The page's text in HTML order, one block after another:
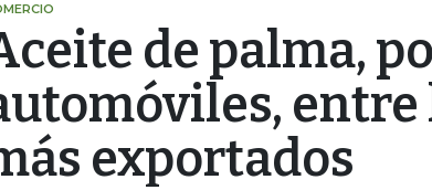
de palma,
exportados